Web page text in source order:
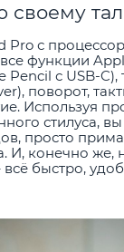
своему
Pro с
функции
с USB-C),
поворот,
Используя
стилуса,
просто
И, конечно же,
быстро,